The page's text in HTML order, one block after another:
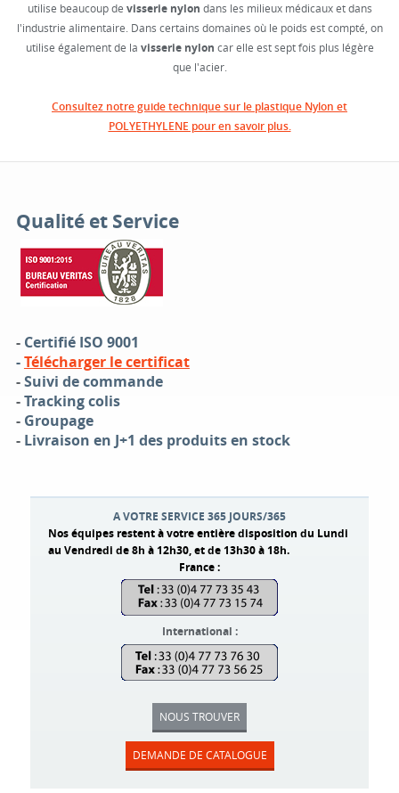
utilise beaucoup de visserie nylon dans les milieux médicaux et dans
l'industrie alimentaire. Dans certains domaines où le poids est compté, on
utilise également de la visserie nylon car elle est sept fois plus légère
que l'acier.
Consultez notre guide technique sur le plastique Nylon et
POLYETHYLENE pour en savoir plus.
Qualité et Service
- Certifié ISO 9001
-Télécharger le certificat
-Suivi de commande
-Tracking colis
- Groupage
- Livraison en J+1 des produits en stock
A VOTRE SERVICE 365 JOURS/365
Nos équipes restent à votre entière disposition du Lundi
au Vendredi de 8h à 12h30, et de 13h30 à 18h.
France :
International :
NOUS TROUVER
DEMANDE DE CATALOGUE